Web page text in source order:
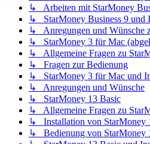
↳ Arbeiten mit StarMoney
↳ StarMoney Business 9 und
↳ Anregungen und Wünsche
↳ StarMoney 3 für Mac
↳ Allgemeine Fragen zu
↳ Fragen zur Bedienung
↳ StarMoney 3 für Mac und
↳ Anregungen und Wünsche
↳ StarMoney 13 Basic
↳ Allgemeine Fragen zu
↳ Installation von StarMoney
↳ Bedienung von StarMoney